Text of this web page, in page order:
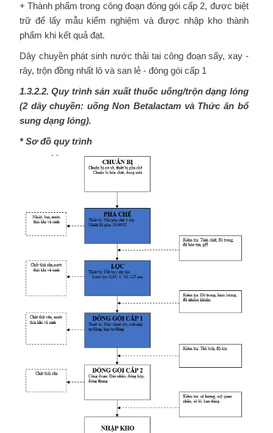
+ Thành phẩm trong công đoạn đóng gói cấp 2, được biệt
trữ để lấy mẫu kiểm nghiệm và được nhập kho thành
phẩm khi kết quả đạt.
Dây chuyền phát sinh nước thải tai công đoạn sấy, xay -
rây, trộn đồng nhất lô và san lẻ - đóng gói cấp 1
1.3.2.2. Quy trình sản xuất thuốc uống/trộn dạng lỏng
(2 dây chuyền: uống Non Betalactam và Thức ăn bổ
sung dạng lỏng).
* Sơ đồ quy trình